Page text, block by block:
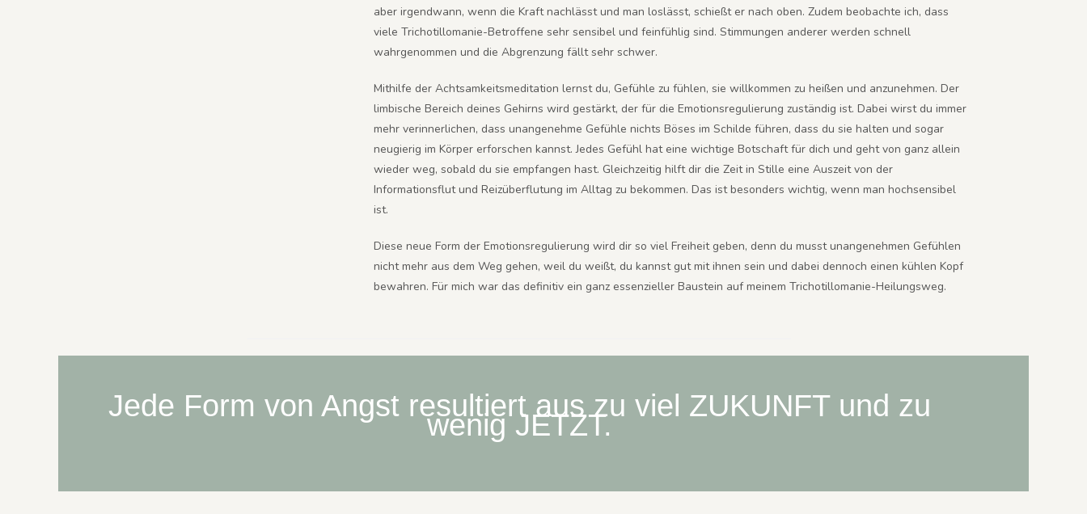
aber irgendwann, wenn die Kraft nachlässt und man loslässt, schießt er nach oben. Zudem beobachte ich, dass
viele Trichotillomanie-Betroffene sehr sensibel und feinfühlig sind. Stimmungen anderer werden schnell
wahrgenommen und die Abgrenzung fällt sehr schwer.
Mithilfe der Achtsamkeitsmeditation lernst du, Gefühle zu fühlen, sie willkommen zu heißen und anzunehmen. Der
limbische Bereich deines Gehirns wird gestärkt, der für die Emotionsregulierung zuständig ist. Dabei wirst du immer
mehr verinnerlichen, dass unangenehme Gefühle nichts Böses im Schilde führen, dass du sie halten und sogar
neugierig im Körper erforschen kannst. Jedes Gefühl hat eine wichtige Botschaft für dich und geht von ganz allein
wieder weg, sobald du sie empfangen hast. Gleichzeitig hilft dir die Zeit in Stille eine Auszeit von der
Informationsflut und Reizüberflutung im Alltag zu bekommen. Das ist besonders wichtig, wenn man hochsensibel
ist.
Diese neue Form der Emotionsregulierung wird dir so viel Freiheit geben, denn du musst unangenehmen Gefühlen
nicht mehr aus dem Weg gehen, weil du weißt, du kannst gut mit ihnen sein und dabei dennoch einen kühlen Kopf
bewahren. Für mich war das definitiv ein ganz essenzieller Baustein auf meinem Trichotillomanie-Heilungsweg.
Jede Form von Angst resultiert aus zu viel ZUKUNFT und zu
wenig JETZT.